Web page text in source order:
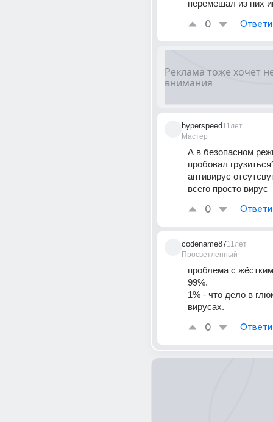
перемешал из них
0
hyperspeed
Мастер
11лет
А в безопасном
пробовал
антивирус
всего просто вирус
0
codename87
Просветленный
11лет
проблема с
99%.
1% - что дело в
вирусах.
0